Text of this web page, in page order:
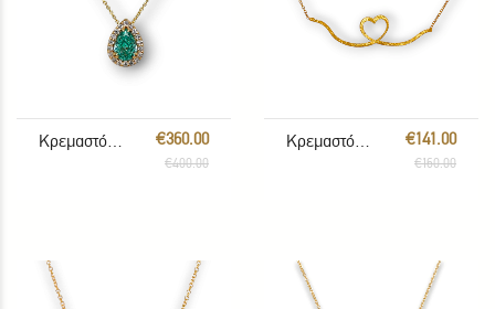
€360.00
€400.00
€141.00
€160.00